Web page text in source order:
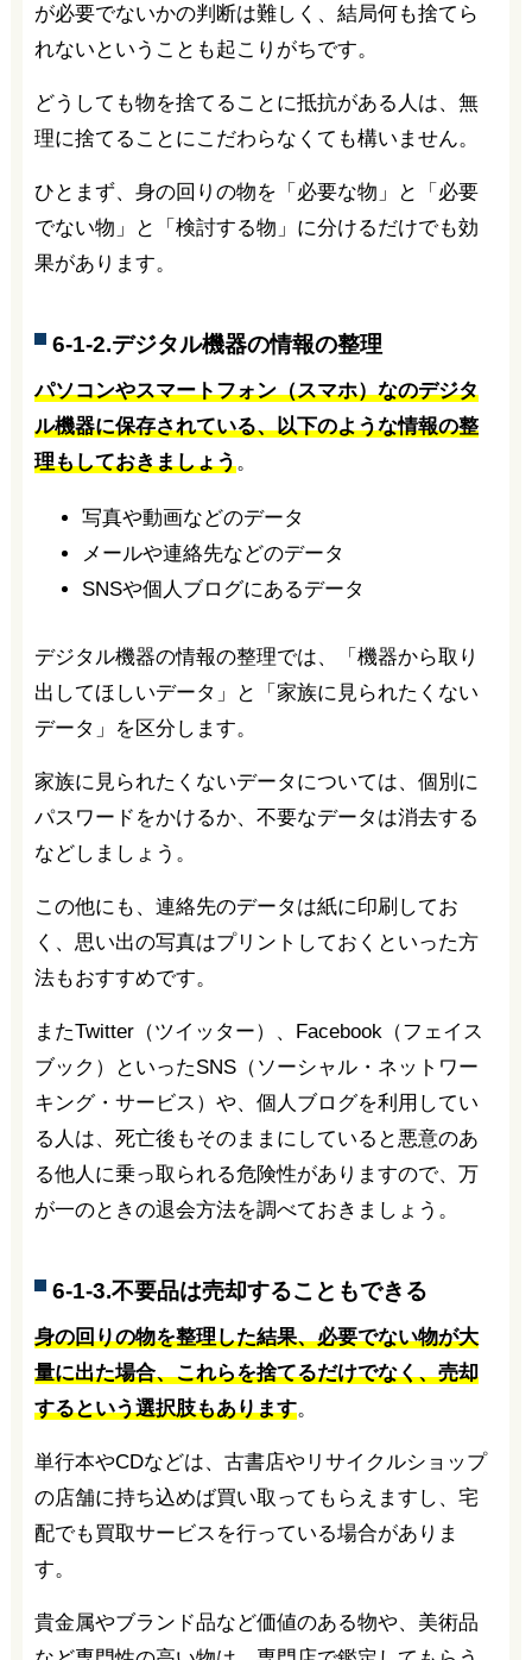
が必要でないかの判断は難しく、結局何も捨てら
れないということも起こりがちです。
どうしても物を捨てることに抵抗がある人は、無
理に捨てることにこだわらなくても構いません。
ひとまず、身の回りの物を「必要な物」と「必要
でない物」と「検討する物」に分けるだけでも効
果があります。
6-1-2.デジタル機器の情報の整理
パソコンやスマートフォン（スマホ）なのデジタ
ル機器に保存されている、以下のような情報の整
理もしておきましょう。
写真や動画などのデータ
メールや連絡先などのデータ
SNSや個人ブログにあるデータ
デジタル機器の情報の整理では、「機器から取り
出してほしいデータ」と「家族に見られたくない
データ」を区分します。
家族に見られたくないデータについては、個別に
パスワードをかけるか、不要なデータは消去する
などしましょう。
この他にも、連絡先のデータは紙に印刷してお
く、思い出の写真はプリントしておくといった方
法もおすすめです。
またTwitter（ツイッター）、Facebook（フェイス
ブック）といったSNS（ソーシャル・ネットワー
キング・サービス）や、個人ブログを利用してい
る人は、死亡後もそのままにしていると悪意のあ
る他人に乗っ取られる危険性がありますので、万
が一のときの退会方法を調べておきましょう。
6-1-3.不要品は売却することもできる
身の回りの物を整理した結果、必要でない物が大
量に出た場合、これらを捨てるだけでなく、売却
するという選択肢もあります。
単行本やCDなどは、古書店やリサイクルショップ
の店舗に持ち込めば買い取ってもらえますし、宅
配でも買取サービスを行っている場合がありま
す。
貴金属やブランド品など価値のある物や、美術品